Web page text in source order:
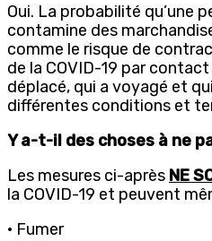
Oui. La probabilité qu’une
contamine des
comme le risque de
de la COVID-19 par
déplacé, qui a voyagé et
différentes conditions et
Y a-t-il des choses à ne
Les mesures ci-après NE
la COVID-19 et peuvent
· Fumer